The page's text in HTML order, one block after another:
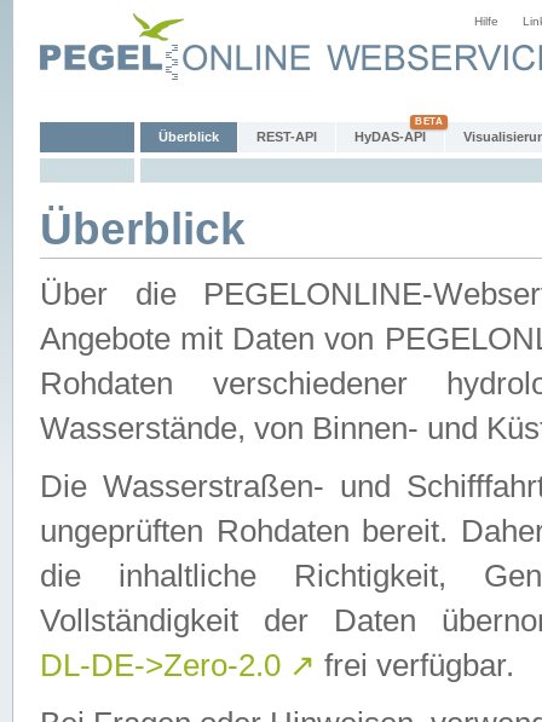
Hilfe
Überblick REST-API HyDAS-API
Überblick
Über die PEGELONLINE-
Angebote mit Daten von
Rohdaten verschiedener
Wasserstände, von Binnen- und
Die Wasserstraßen- und
ungeprüften Rohdaten bereit.
die inhaltliche Richtigkeit,
Vollständigkeit der Daten
DL-DE->Zero-2.0 ↗ frei verfügbar.